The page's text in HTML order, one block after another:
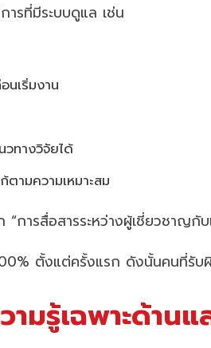
ารที่มีระบบดูแล เช่น
นเริ่มงาน
วทางวิจัยได้
ามความเหมาะสม
“การสื่อสารระหว่างผู้เชี่ยวชาญกั
100% ตั้งแต่ครั้งแรก ดังนั้นคน
มรู้เฉพาะด้าน